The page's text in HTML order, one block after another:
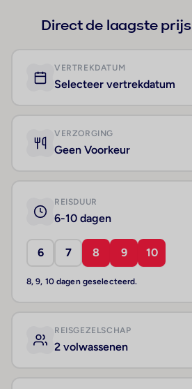
Direct de laagste
VERTREKDATUM
Selecteer vertrekdatum
VERZORGING
Geen Voorkeur
REISDUUR
6-10 dagen
6 7 8 9 10
8, 9, 10 dagen geselecteerd.
REISGEZELSCHAP
2 volwassenen